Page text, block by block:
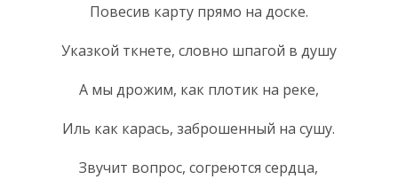
Повесив карту прямо на доске.
Указкой ткнете, словно шпагой в душу
А мы дрожим, как плотик на реке,
Иль как карась, заброшенный на сушу.
Звучит вопрос, согреются сердца,